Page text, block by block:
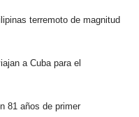
terremoto de magnitud
a Cuba para el
81 años de primer